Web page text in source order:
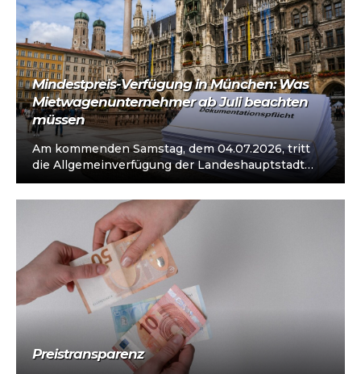
Mindestpreis-Verfügung in München: Was
Mietwagenunternehmer ab Juli beachten
müssen
Am kommenden Samstag, dem 04.07.2026, tritt
die Allgemeinverfügung der Landeshauptstadt
München zu Mindestpreisen im
Mietwagenverkehr in Kraft. Die Regelung greift…
Preistransparenz